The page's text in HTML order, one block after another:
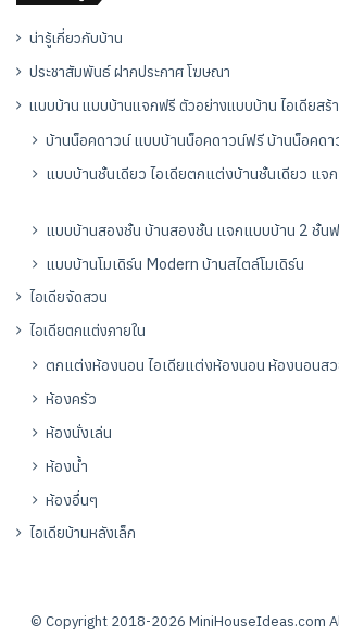
น่ารู้เกี่ยวกับบ้าน
ประชาสัมพันธ์ ฝากประกาศ โฆษณา
แบบบ้าน แบบบ้านแจกฟรี ตัวอย่างแบบบ้าน ไอเดียสร้
บ้านน็อคดาวน์ แบบบ้านน็อคดาวน์ฟรี บ้านน็อคดา
แบบบ้านชั้นเดียว ไอเดียตกแต่งบ้านชั้นเดียว แจ
แบบบ้านสองชั้น บ้านสองชั้น แจกแบบบ้าน 2 ชั้น
แบบบ้านโมเดิร์น Modern บ้านสไตล์โมเดิร์น
ไอเดียจัดสวน
ไอเดียตกแต่งภายใน
ตกแต่งห้องนอน ไอเดียแต่งห้องนอน ห้องนอนส
ห้องครัว
ห้องนั่งเล่น
ห้องน้ำ
ห้องอื่นๆ
ไอเดียบ้านหลังเล็ก
© Copyright 2018-2026 MiniHouseIdeas.com